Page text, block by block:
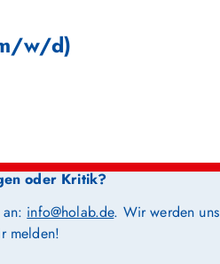
w/d)
oder Kritik?
info@holab.de. Wir werden uns
melden!